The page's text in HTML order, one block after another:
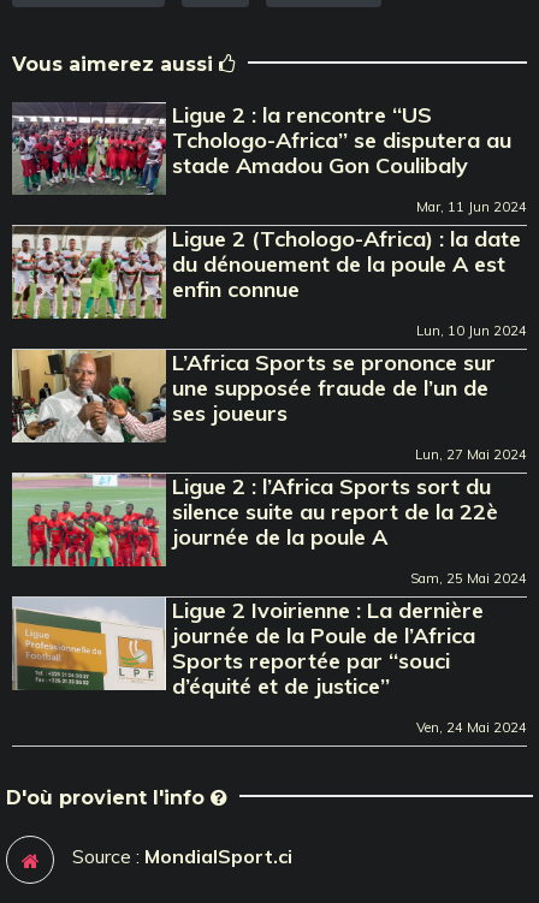
Vous aimerez aussi
Ligue 2 : la rencontre ‘‘US
Tchologo-Africa’’ se disputera au
stade Amadou Gon Coulibaly
Mar, 11 Jun 2024
Ligue 2 (Tchologo-Africa) : la date
du dénouement de la poule A est
enfin connue
Lun, 10 Jun 2024
L’Africa Sports se prononce sur
une supposée fraude de l’un de
ses joueurs
Lun, 27 Mai 2024
Ligue 2 : l’Africa Sports sort du
silence suite au report de la 22è
journée de la poule A
Sam, 25 Mai 2024
Ligue 2 Ivoirienne : La dernière
journée de la Poule de l’Africa
Sports reportée par ‘‘souci
d’équité et de justice’’
Ven, 24 Mai 2024
D'où provient l'info
Source : MondialSport.ci